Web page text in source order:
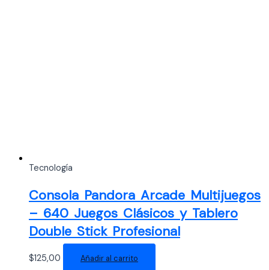
Tecnología
Consola Pandora Arcade Multijuegos
– 640 Juegos Clásicos y Tablero
Double Stick Profesional
$125,00 Añadir al carrito